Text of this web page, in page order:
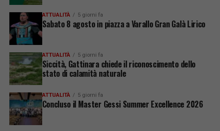
ATTUALITÀ 5 giorni fa
Sabato 8 agosto in piazza a Varallo Gran Galà Lirico
ATTUALITÀ 5 giorni fa
Siccità, Gattinara chiede il riconoscimento dello
stato di calamità naturale
ATTUALITÀ 5 giorni fa
Concluso il Master Gessi Summer Excellence 2026